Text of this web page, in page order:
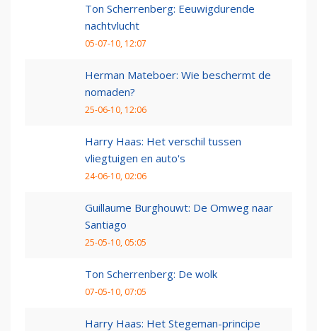
Ton Scherrenberg: Eeuwigdurende
nachtvlucht
05-07-10, 12:07
Herman Mateboer: Wie beschermt de
nomaden?
25-06-10, 12:06
Harry Haas: Het verschil tussen
vliegtuigen en auto's
24-06-10, 02:06
Guillaume Burghouwt: De Omweg naar
Santiago
25-05-10, 05:05
Ton Scherrenberg: De wolk
07-05-10, 07:05
Harry Haas: Het Stegeman-principe